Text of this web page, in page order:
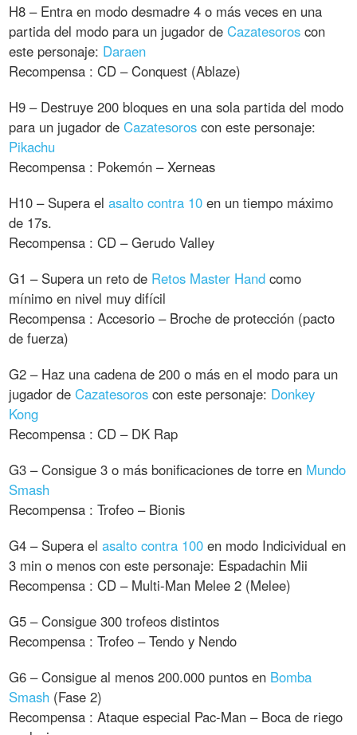
H8 – Entra en modo desmadre 4 o más veces en una
partida del modo para un jugador deCazatesoros con
este personaje: Daraen
Recompensa : CD – Conquest (Ablaze)
H9 – Destruye 200 bloques en una sola partida del modo
para un jugador deCazatesoros con este personaje:
Pikachu
Recompensa : Pokemón – Xerneas
H10 – Supera elasalto contra 10 en un tiempo máximo
de 17s.
Recompensa : CD – Gerudo Valley
G1 – Supera un reto de Retos Master Hand como
mínimo en nivel muy difícil
Recompensa : Accesorio – Broche de protección (pacto
de fuerza)
G2 – Haz una cadena de 200 o más en el modo para un
jugador deCazatesoros con este personaje: Donkey
Kong
Recompensa : CD – DK Rap
G3 – Consigue 3 o más bonificaciones de torre en Mundo
Smash
Recompensa : Trofeo – Bionis
G4 – Supera elasalto contra 100 en modo Indicividual en
3 min o menos con este personaje: Espadachin Mii
Recompensa : CD – Multi-Man Melee 2 (Melee)
G5 – Consigue 300 trofeos distintos
Recompensa : Trofeo – Tendo y Nendo
G6 – Consigue al menos 200.000 puntos en Bomba
Smash (Fase 2)
Recompensa : Ataque especial Pac-Man – Boca de riego